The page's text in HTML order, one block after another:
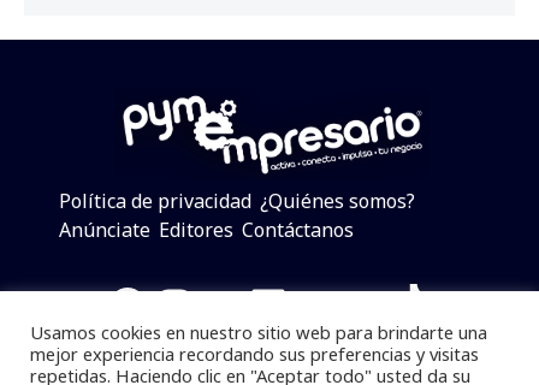
Política de privacidad ¿Quiénes somos?
Anúnciate Editores Contáctanos
Facebook
Instagram
Twitter
LinkedIn
Telegram
YouTube
TikTok
Usamos cookies en nuestro sitio web para brindarte una
mejor experiencia recordando sus preferencias y visitas
repetidas. Haciendo clic en "Aceptar todo" usted da su